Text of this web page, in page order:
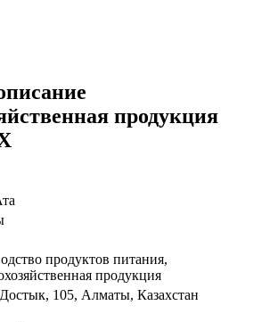
продукция
продуктов питания,
продукция
105, Алматы, Казахстан